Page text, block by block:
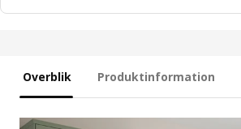
Overblik Produktinformation